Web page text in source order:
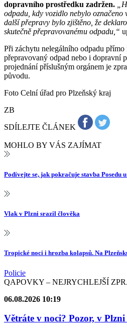
dopravního prostředku zadržen.
odpadu, kdy vozidlo nebylo označeno
další přepravy bylo zjištěno, že
skutečně přepravovanému odpadu,“
Při záchytu nelegálního odpadu
přepravovaný odpad nebo i dopravní
projednání příslušným orgánem je
původu.
Foto Celní úřad pro Plzeňský kraj
ZB
SDÍLEJTE ČLÁNEK
MOHLO BY VÁS ZAJÍMAT
Podívejte se, jak pokračuje stavba Posedu
Vlak v Plzni srazil člověka
Tropické noci i hrozba kolapsů. Na
Policie
QAPOVKY – NEJRYCHLEJŠÍ
06.08.2026 10:19
Větráte v noci? Pozor, v